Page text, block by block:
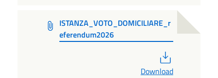
ISTANZA_VOTO_DOMICILIARE_r
eferendum2026
Download